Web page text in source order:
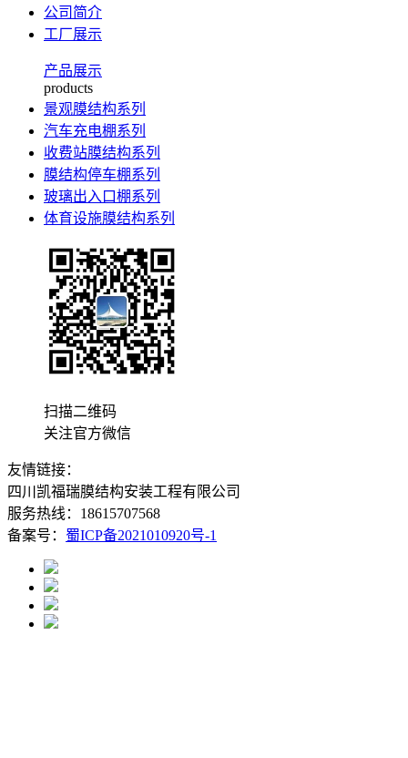
公司简介
工厂展示
产品展示
products
景观膜结构系列
汽车充电棚系列
收费站膜结构系列
膜结构停车棚系列
玻璃出入口棚系列
体育设施膜结构系列
扫描二维码
关注官方微信
友情链接：
四川凯福瑞膜结构安装工程有限公司
服务热线：18615707568
备案号： 蜀ICP备2021010920号-1